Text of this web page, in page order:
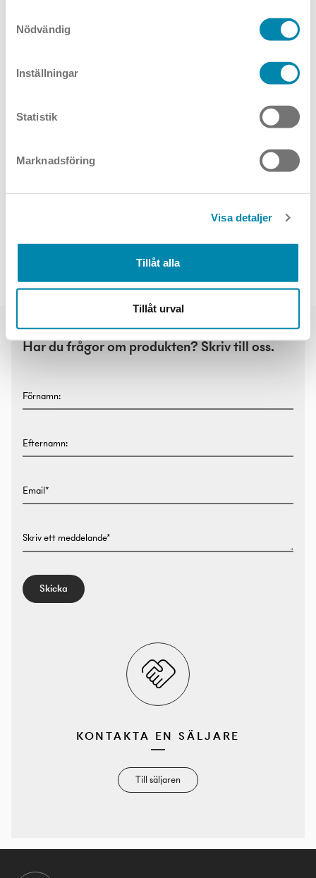
Nödvändig
Inställningar
Statistik
Marknadsföring
Visa detaljer
Tillåt alla
Tillåt urval
Har du frågor om produkten? Skriv till oss.
Förnamn:
Efternamn:
Email*
Skriv ett meddelande*
Skicka
KONTAKTA EN SÄLJARE
Till säljaren